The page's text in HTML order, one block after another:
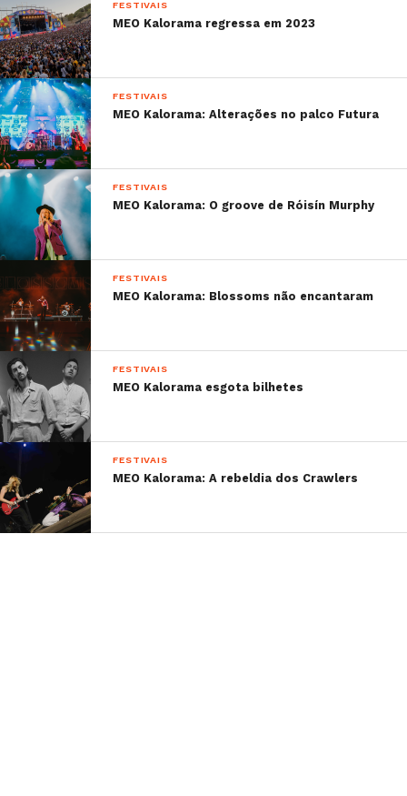
FESTIVAIS
MEO Kalorama regressa em 2023
FESTIVAIS
MEO Kalorama: Alterações no palco Futura
FESTIVAIS
MEO Kalorama: O groove de Róisín Murphy
FESTIVAIS
MEO Kalorama: Blossoms não encantaram
FESTIVAIS
MEO Kalorama esgota bilhetes
FESTIVAIS
MEO Kalorama: A rebeldia dos Crawlers